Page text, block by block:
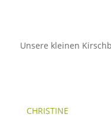
Unsere kleinen
CHRISTINE